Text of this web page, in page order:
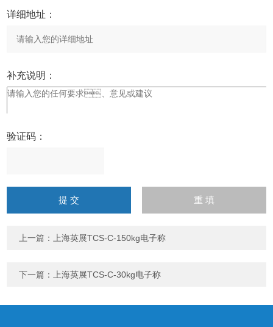
详细地址：
补充说明：
验证码：
字），如：三加四=7
上一篇： 上海英展TCS-C-150kg电子称
下一篇： 上海英展TCS-C-30kg电子称